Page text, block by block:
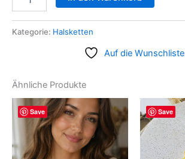
Kategorie: Halsketten
Auf die Wunschliste
Ähnliche Produkte
Save Save